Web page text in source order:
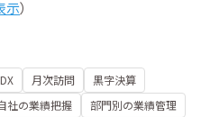
示）
月次訪問
黒字決算
社の業績把握
部門別の業績管理